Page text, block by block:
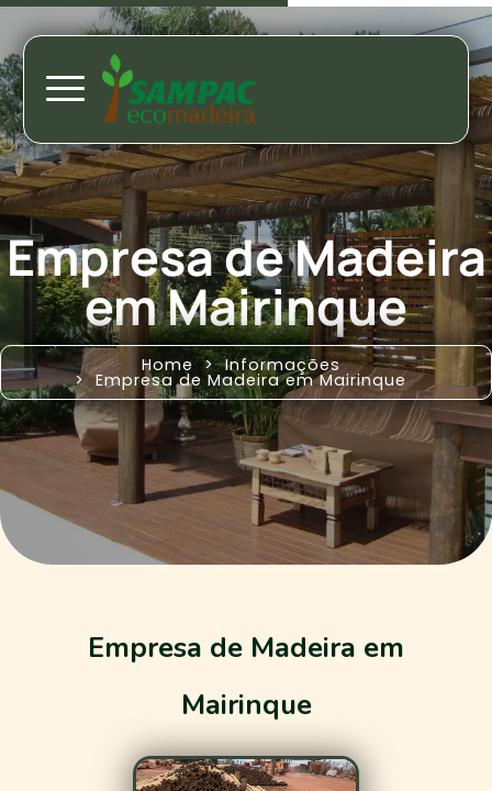
Empresa de Madeira
em Mairinque
Home Informações
Empresa de Madeira em Mairinque
Empresa de Madeira em
Mairinque